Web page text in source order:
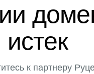
к партнеру